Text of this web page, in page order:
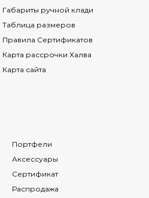
Габариты ручной клади
Таблица размеров
Правила Сертификатов
Карта рассрочки Халва
Карта сайта
Портфели
Аксессуары
Сертификат
Распродажа